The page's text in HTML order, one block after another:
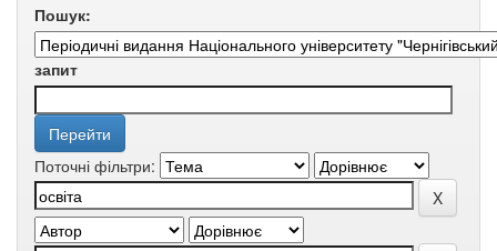
Пошук:
запит
Поточні фільтри: